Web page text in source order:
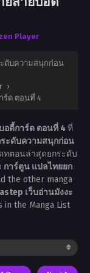
Player
ะดับความสนุกก่อน
›
ร์ด ตอนที่ 4
อดี้การ์ด ตอนที่ 4 ที่
ะดับความสนุกก่อน
ทตอนล่าสุดยกระดับ
การ์ตูน แปลไทยยก
the other manga
เว็บอ่านมังงะ
in the Manga List